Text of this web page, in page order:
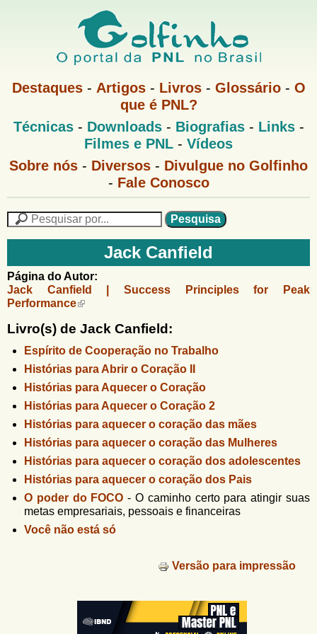
Pular
para
o
principal
G
f
i
n
h
o
M
u
Destaques- Artigos- Livros- Glossário- O
que é PNL?
M
e
P
Técnicas- Downloads- Biografias- Links-
Filmes e PNL - Vídeos
G
n
M
e
n
Sobre nós - Diversos - Divulgue no Golfinho
- Fale Conosco
F
r
m
u
á
r
o
d
e
s
e
u
i
s
n
G
o
o
Jack Canfield
Página do Autor:
Jack Canfield | Success Principles for Peak
Performance
Livro(s) de Jack Canfield:
Espírito de Cooperação no Trabalho
Histórias para Abrir o Coração II
Histórias para Aquecer o Coração
Histórias para Aquecer o Coração 2
Histórias para aquecer o coração das mães
Histórias para aquecer o coração das Mulheres
Histórias para aquecer o coração dos adolescentes
Histórias para aquecer o coração dos Pais
O poder do FOCO -O caminho certo para atingir suas
metas empresariais, pessoais e financeiras
Você não está só
Versão para impressão